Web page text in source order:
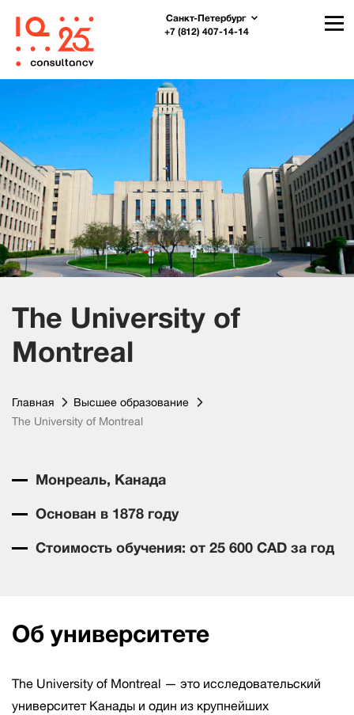
Санкт-Петербург
+7 (812) 407-14-14
The University of
Montreal
Главная
Высшее образование
The University of Montreal
Монреаль, Канада
Основан в 1878 году
Стоимость обучения: от 25 600 CAD за год
Об университете
The University of Montreal — это исследовательский
университет Канады и один из крупнейших